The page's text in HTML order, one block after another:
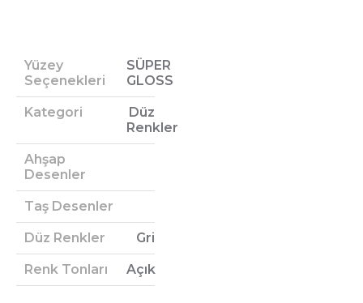
Yüzey
Seçenekleri
SÜPER
GLOSS
Kategori
Düz
Renkler
Ahşap
Desenler
Taş Desenler
Düz Renkler Gri
Renk Tonları Açık